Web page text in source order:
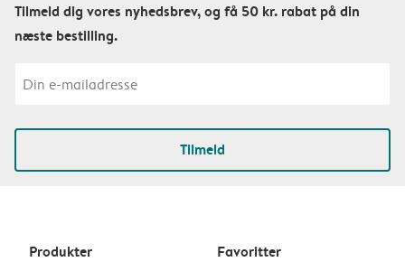
Tilmeld dig vores nyhedsbrev, og få 50 kr. rabat på din
næste bestilling.
Tilmeld
Produkter Favoritter